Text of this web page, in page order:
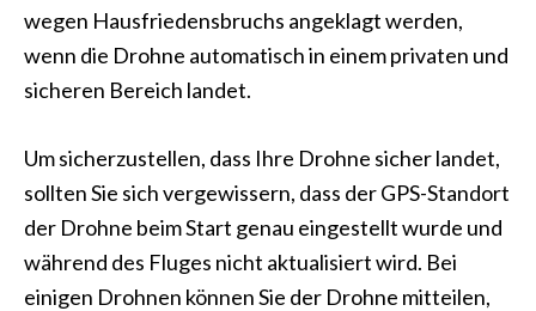
wegen Hausfriedensbruchs angeklagt werden,
wenn die Drohne automatisch in einem privaten und
sicheren Bereich landet.
Um sicherzustellen, dass Ihre Drohne sicher landet,
sollten Sie sich vergewissern, dass der GPS-Standort
der Drohne beim Start genau eingestellt wurde und
während des Fluges nicht aktualisiert wird. Bei
einigen Drohnen können Sie der Drohne mitteilen,